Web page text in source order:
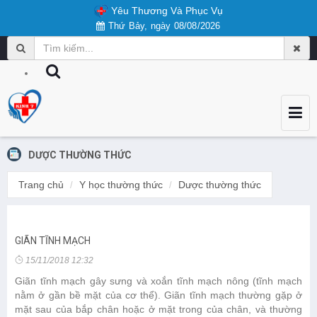
Yêu Thương Và Phục Vụ
Thứ Bảy, ngày 08/08/2026
DƯỢC THƯỜNG THỨC
Trang chủ Y học thường thức Dược thường thức
GIÃN TĨNH MẠCH
15/11/2018 12:32
Giãn tĩnh mạch gây sưng và xoắn tĩnh mạch nông (tĩnh mạch
nằm ở gần bề mặt của cơ thể). Giãn tĩnh mạch thường gặp ở
mặt sau của bắp chân hoặc ở mặt trong của chân, và thường